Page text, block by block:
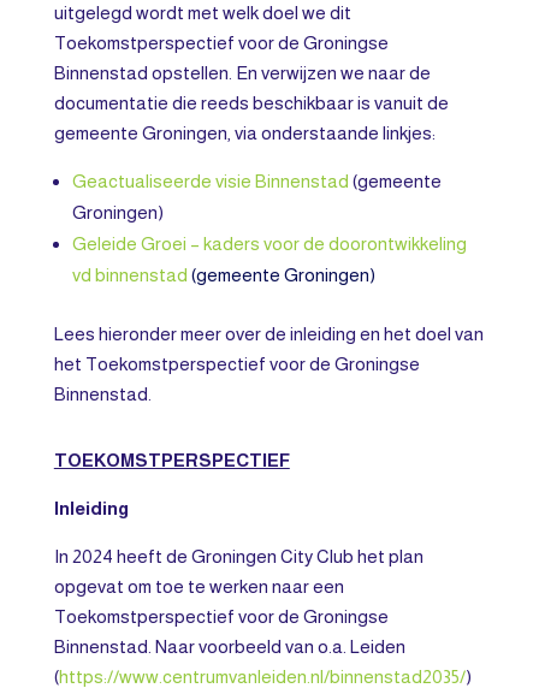
uitgelegd wordt met welk doel we dit
Toekomstperspectief voor de Groningse
Binnenstad opstellen. En verwijzen we naar de
documentatie die reeds beschikbaar is vanuit de
gemeente Groningen, via onderstaande linkjes:
Geactualiseerde visie Binnenstad (gemeente
Groningen)
Geleide Groei – kaders voor de doorontwikkeling
vd binnenstad (gemeente Groningen)
Lees hieronder meer over de inleiding en het doel van
het Toekomstperspectief voor de Groningse
Binnenstad.
TOEKOMSTPERSPECTIEF
Inleiding
In 2024 heeft de Groningen City Club het plan
opgevat om toe te werken naar een
Toekomstperspectief voor de Groningse
Binnenstad. Naar voorbeeld van o.a. Leiden
(https://www.centrumvanleiden.nl/binnenstad2035/)